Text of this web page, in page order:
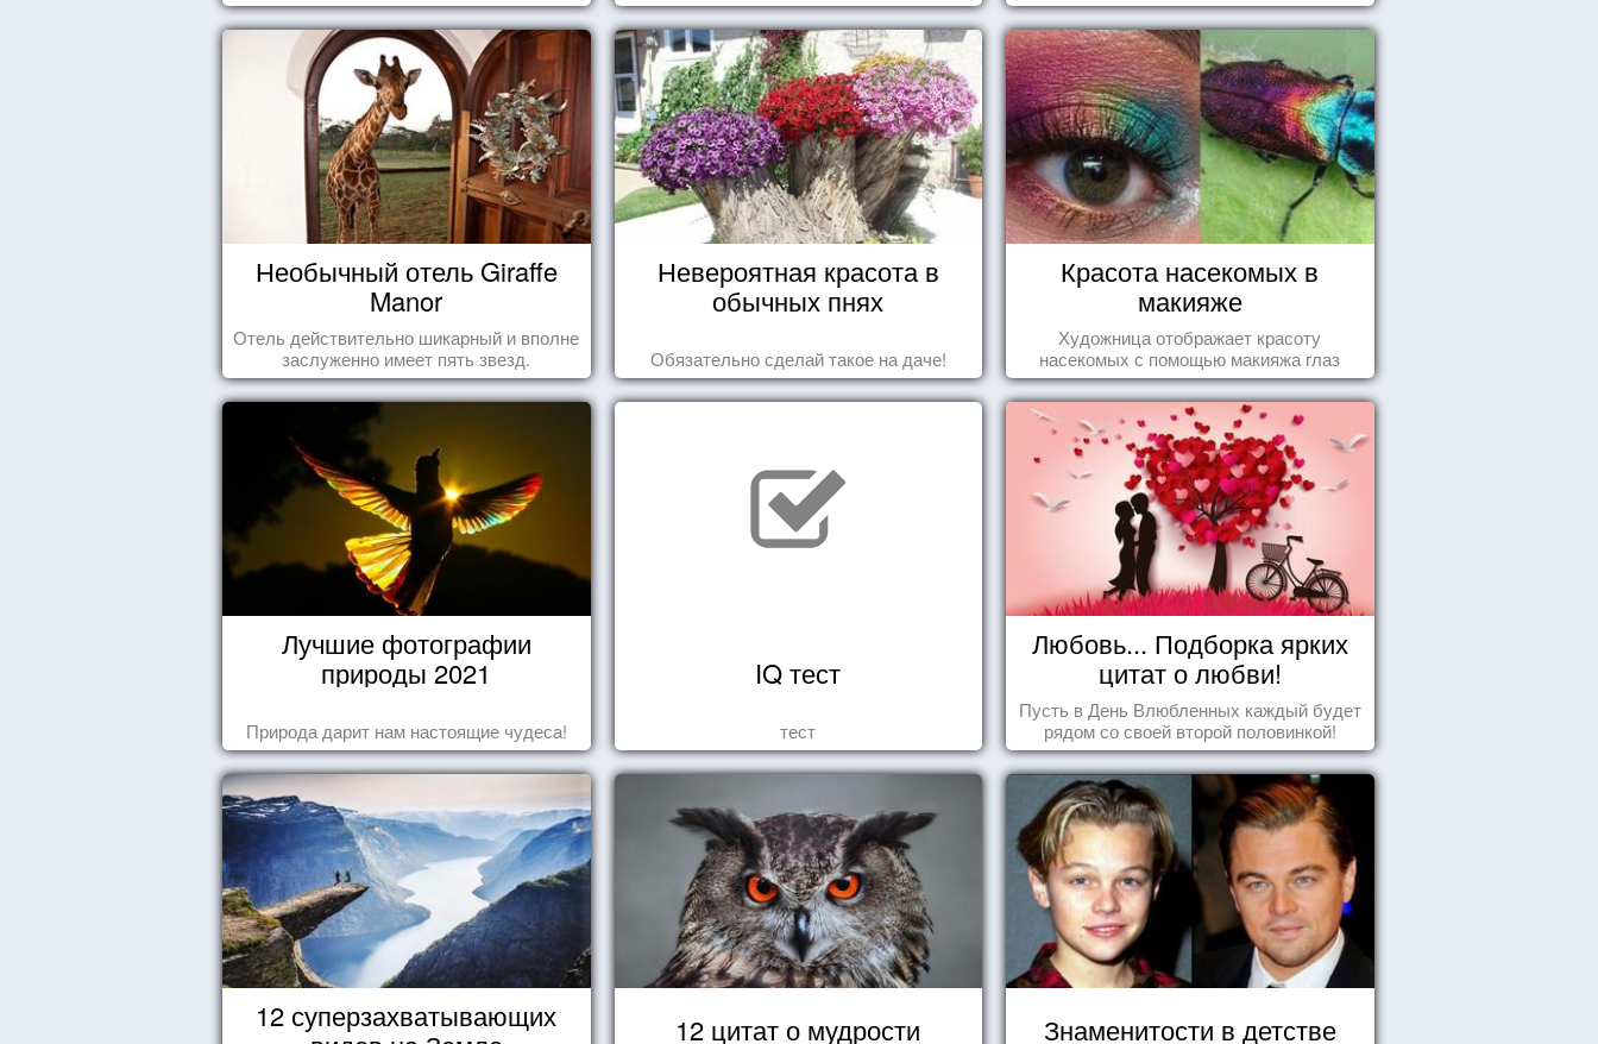
Необычный отель Giraffe
Manor
Отель действительно шикарный и вполне
заслуженно имеет пять звезд.
Невероятная красота в
обычных пнях
Обязательно сделай такое на даче!
Красота насекомых в
макияже
Художница отображает красоту
насекомых с помощью макияжа глаз
Лучшие фотографии
природы 2021
Природа дарит нам настоящие чудеса!
IQ тест
тест
Любовь... Подборка ярких
цитат о любви!
Пусть в День Влюбленных каждый будет
рядом со своей второй половинкой!
12 суперзахватывающих
12 цитат о мудрости Знаменитости в детстве